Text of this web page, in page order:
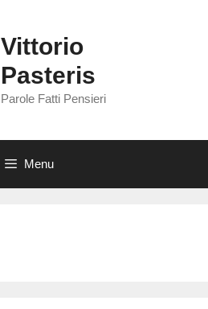
Vittorio
Pasteris
Parole Fatti Pensieri
Menu